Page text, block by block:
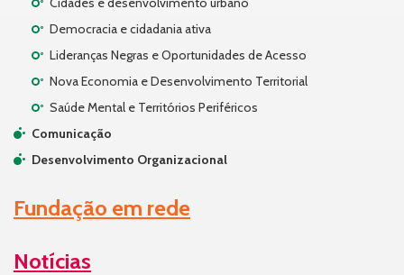
Democracia e cidadania ativa
Lideranças Negras e Oportunidades de Acesso
Nova Economia e Desenvolvimento Territorial
Saúde Mental e Territórios Periféricos
Comunicação
Desenvolvimento Organizacional
Fundação em rede
Notícias